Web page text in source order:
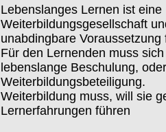
Lebenslanges Lernen ist
Weiterbildungsgesellschaft
unabdingbare
Für den Lernenden muss
lebenslange Beschulung,
Weiterbildungsbeteiligung.
Weiterbildung muss, will sie
Lernerfahrungen führen